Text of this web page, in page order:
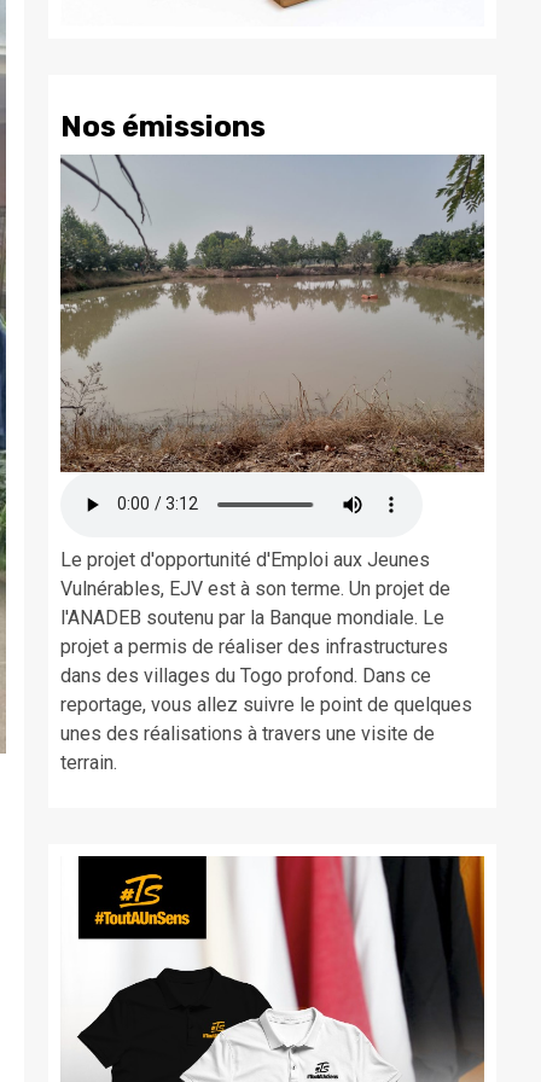
Nos émissions
Le projet d'opportunité d'Emploi aux Jeunes
Vulnérables, EJV est à son terme. Un projet de
l'ANADEB soutenu par la Banque mondiale. Le
projet a permis de réaliser des infrastructures
dans des villages du Togo profond. Dans ce
reportage, vous allez suivre le point de quelques
unes des réalisations à travers une visite de
terrain.